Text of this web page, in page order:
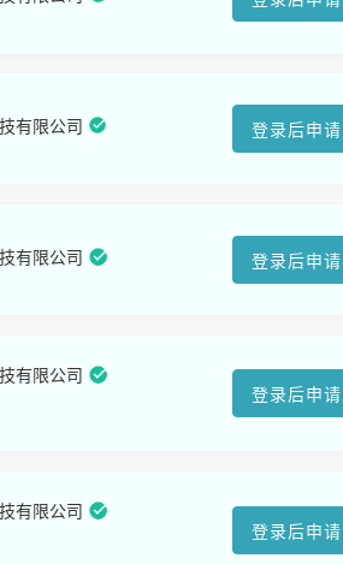
有限公司 登录后申请
有限公司 登录后申请
有限公司
登录后申请
有限公司
登录后申请